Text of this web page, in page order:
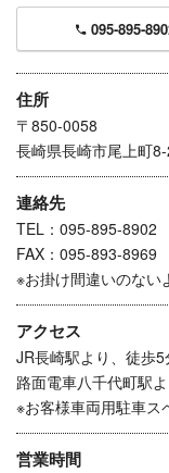
095-895-
住所
〒850-0058
長崎県長崎市尾上町
連絡先
TEL：095-895-8902
FAX：095-893-8969
※お掛け間違いのない
アクセス
JR長崎駅より、徒歩
路面電車八千代町駅
※お客様車両用駐車ス
営業時間